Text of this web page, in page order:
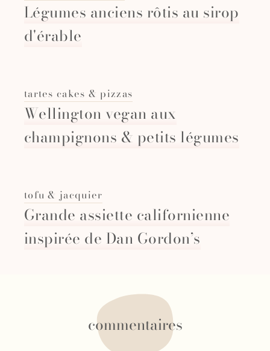
Légumes anciens rôtis au sirop
d'érable
tartes cakes & pizzas
Wellington vegan aux
champignons & petits légumes
tofu & jacquier
Grande assiette californienne
inspirée de Dan Gordon’s
commentaires